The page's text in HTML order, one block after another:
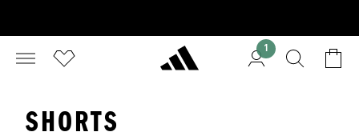
1
SHORTS